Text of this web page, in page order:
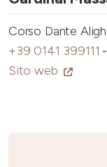
Corso Dante
+39 0141 399111 -
Sito web